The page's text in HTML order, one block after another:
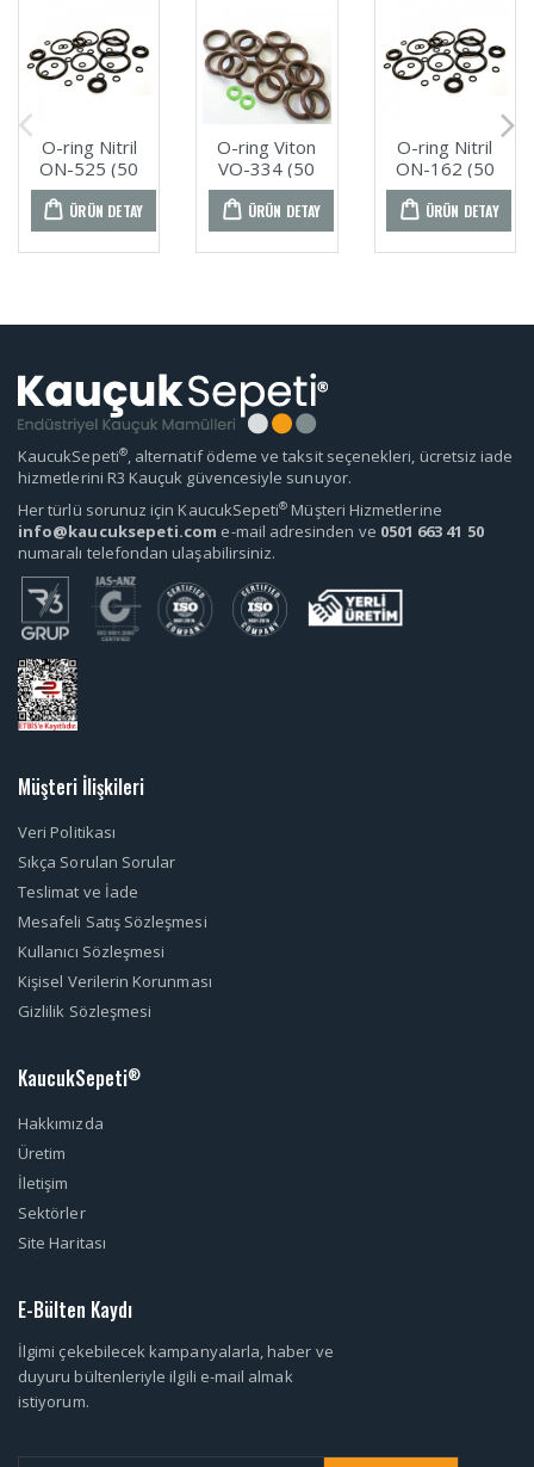
O-ring Nitril
ON-525 (50
ADET)
ÜRÜN DETAY
O-ring Viton
VO-334 (50
ADET)
ÜRÜN DETAY
O-ring Nitril
ON-162 (50
ADET)
ÜRÜN DETAY
KaucukSepeti®, alternatif ödeme ve taksit seçenekleri, ücretsiz iade
hizmetlerini R3 Kauçuk güvencesiyle sunuyor.
Her türlü sorunuz için KaucukSepeti® Müşteri Hizmetlerine
info@kaucuksepeti.com e-mail adresinden ve 0501 663 41 50
numaralı telefondan ulaşabilirsiniz.
Müşteri İlişkileri
Veri Politikası
Sıkça Sorulan Sorular
Teslimat ve İade
Mesafeli Satış Sözleşmesi
Kullanıcı Sözleşmesi
Kişisel Verilerin Korunması
Gizlilik Sözleşmesi
KaucukSepeti®
Hakkımızda
Üretim
İletişim
Sektörler
Site Haritası
E-Bülten Kaydı
İlgimi çekebilecek kampanyalarla, haber ve
duyuru bültenleriyle ilgili e-mail almak
istiyorum.